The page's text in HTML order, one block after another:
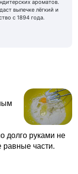
ароматов.
выпечке лёгкий и
с 1894 года.
долго руками не
равные части.